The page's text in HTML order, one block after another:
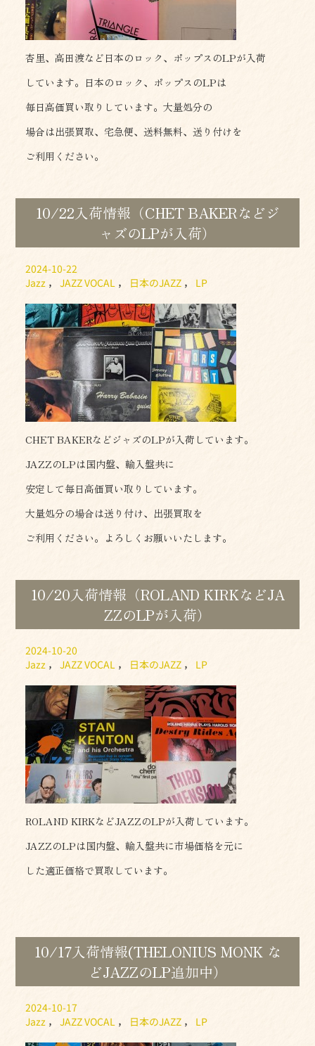
杏里、高田渡など日本のロック、ポップスのLPが入荷
しています。日本のロック、ポップスのLPは
毎日高価買い取りしています。大量処分の
場合は出張買取、宅急便、送料無料、送り付けを
ご利用ください。
10/22入荷情報（CHET BAKERなどジ
ャズのLPが入荷）
2024-10-22
Jazz ，JAZZ VOCAL ， 日本のJAZZ ， LP
CHET BAKERなどジャズのLPが入荷しています。
JAZZのLPは国内盤、輸入盤共に
安定して毎日高価買い取りしています。
大量処分の場合は送り付け、出張買取を
ご利用ください。よろしくお願いいたします。
10/20入荷情報（ROLAND KIRKなどJA
ZZのLPが入荷）
2024-10-20
Jazz ，JAZZ VOCAL ， 日本のJAZZ ， LP
ROLAND KIRKなどJAZZのLPが入荷しています。
JAZZのLPは国内盤、輸入盤共に市場価格を元に
した適正価格で買取しています。
10/17入荷情報(THELONIUS MONK な
どJAZZのLP追加中）
2024-10-17
Jazz ，JAZZ VOCAL ， 日本のJAZZ ， LP